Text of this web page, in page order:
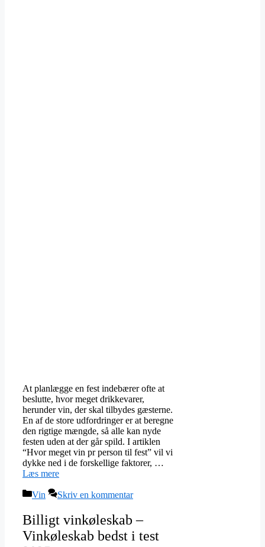
At planlægge en fest indebærer ofte at
beslutte, hvor meget drikkevarer,
herunder vin, der skal tilbydes gæsterne.
En af de store udfordringer er at beregne
den rigtige mængde, så alle kan nyde
festen uden at der går spild. I artiklen
“Hvor meget vin pr person til fest” vil vi
dykke ned i de forskellige faktorer, …
Læs mere
Kategorier
Vin Skriv en kommentar
Billigt vinkøleskab –
Vinkøleskab bedst i test